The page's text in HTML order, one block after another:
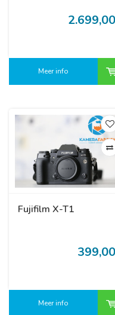
2.699,00
Meer info
Fujifilm X-T1
399,00
Meer info